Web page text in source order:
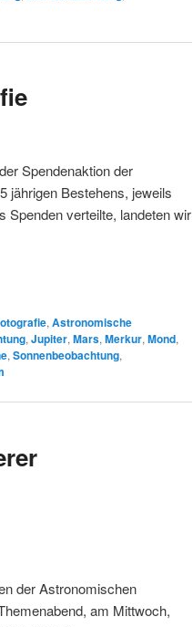
Spendenaktion der
jährigen Bestehens, jeweils
Spenden verteilte, landeten wir
, Astronomische
, Jupiter, Mars, Merkur, Mond,
, Sonnenbeobachtung,
der Astronomischen
am Mittwoch,